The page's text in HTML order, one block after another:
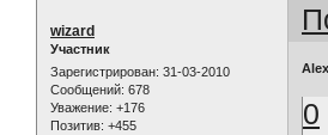
wizard
Участник
Зарегистрирован: 31-03-2010
Сообщений: 678
Уважение: +176
Позитив: +455
0